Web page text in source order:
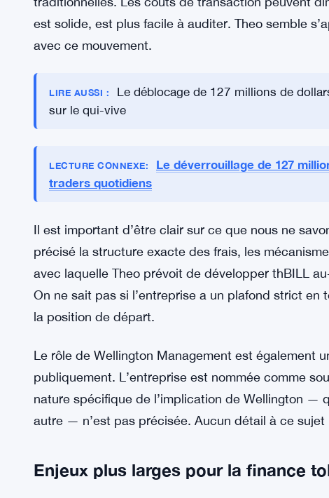
soutien institutionnel diversifié, ce qui est vraiment
la blockchain en ce moment. La plupart des
Les actifs tokenisés, en général, présentent
d’allocation attrayant. La transparence tend à être
traditionnelles. Les coûts de transaction peuvent
est solide, est plus facile à auditer. Theo semble
avec ce mouvement.
Le déblocage de 127 millions de
sur le qui-vive
LECTURE CONNEXE:
Il est important d’être clair sur ce que nous ne
précisé la structure exacte des frais, les
avec laquelle Theo prévoit de développer thBILL
la position de départ.